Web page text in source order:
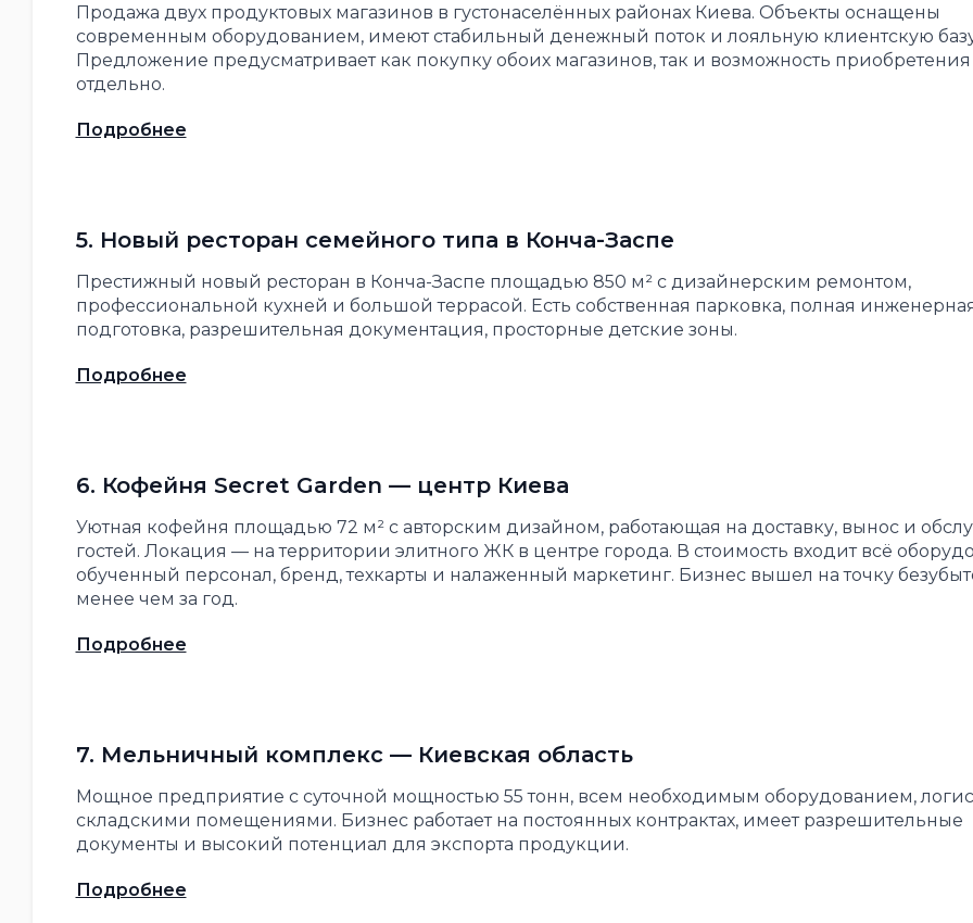
Продажа двух продуктовых магазинов в густонаселённых районах Киева. Объекты оснащены
современным оборудованием, имеют стабильный денежный поток и лояльную клиентскую
Предложение предусматривает как покупку обоих магазинов, так и возможность приобретения
отдельно.
Подробнее
5. Новый ресторан семейного типа в Конча-Заспе
Престижный новый ресторан в Конча-Заспе площадью 850 м² с дизайнерским ремонтом,
профессиональной кухней и большой террасой. Есть собственная парковка, полная
подготовка, разрешительная документация, просторные детские зоны.
Подробнее
6. Кофейня Secret Garden — центр Киева
Уютная кофейня площадью 72 м² с авторским дизайном, работающая на доставку, вынос и
гостей. Локация — на территории элитного ЖК в центре города. В стоимость входит всё
обученный персонал, бренд, техкарты и налаженный маркетинг. Бизнес вышел на точку
менее чем за год.
Подробнее
7. Мельничный комплекс — Киевская область
Мощное предприятие с суточной мощностью 55 тонн, всем необходимым оборудованием,
складскими помещениями. Бизнес работает на постоянных контрактах, имеет разрешительные
документы и высокий потенциал для экспорта продукции.
Подробнее